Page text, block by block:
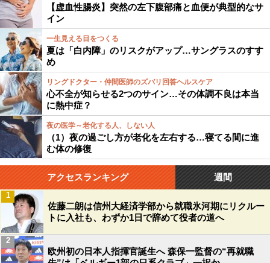
【虚血性腸炎】突然の左下腹部痛と血便が典型的なサ
イン
一生見える目をつくる
夏は「白内障」のリスクがアップ…サングラスのすす
め
リングドクター・仲間医師のズバリ回答ヘルスケア
心不全が知らせる2つのサイン…その体調不良は本当
に熱中症？
夜の医学～老化する人、しない人
（1）夜の過ごし方が老化を左右する…寝てる間に進
む体の修復
アクセスランキング 週間
佐藤二朗は信州大経済学部から就職氷河期にリクルー
トに入社も、わずか1日で辞めて役者の道へ
1
欧州初の日本人指揮官誕生へ 森保一監督の“再就職
2